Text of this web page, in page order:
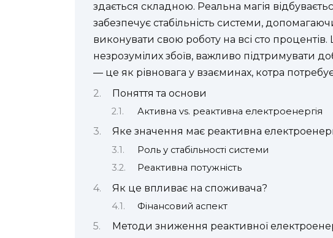
здається складною. Реальна магія
забезпечує стабільність системи,
виконувати свою роботу на всі сто
незрозумілих збоїв, важливо підтримувати
— це як рівновага у взаєминах, котра потребує
Поняття та основи
Активна vs. реактивна електроенергія
Яке значення має реактивна
Роль у стабільності системи
Реактивна потужність
Як це впливає на споживача?
Фінансовий аспект
Методи зниження реактивної